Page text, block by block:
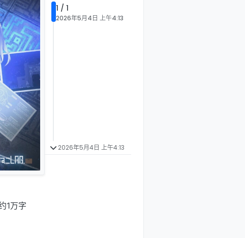
1万字
1 / 1
2026年5月4日 上午4:13
2026年5月4日 上午4:13